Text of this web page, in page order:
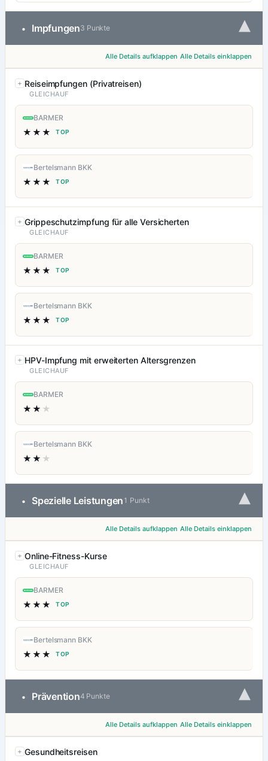
• Impfungen3 Punkte ▾
Alle Details aufklappen Alle Details einklappen
Reiseimpfungen (Privatreisen)
GLEICHAUF
BARMER
★★★ TOP
Bertelsmann BKK
★★★ TOP
Grippeschutzimpfung für alle Versicherten
GLEICHAUF
BARMER
★★★ TOP
Bertelsmann BKK
★★★ TOP
HPV-Impfung mit erweiterten Altersgrenzen
GLEICHAUF
BARMER
★★ ★
Bertelsmann BKK
★★ ★
• Spezielle Leistungen 1 Punkt ▾
Alle Details aufklappen Alle Details einklappen
Online-Fitness-Kurse
GLEICHAUF
BARMER
★★★ TOP
Bertelsmann BKK
★★★ TOP
• Prävention4 Punkte ▾
Alle Details aufklappen Alle Details einklappen
Gesundheitsreisen